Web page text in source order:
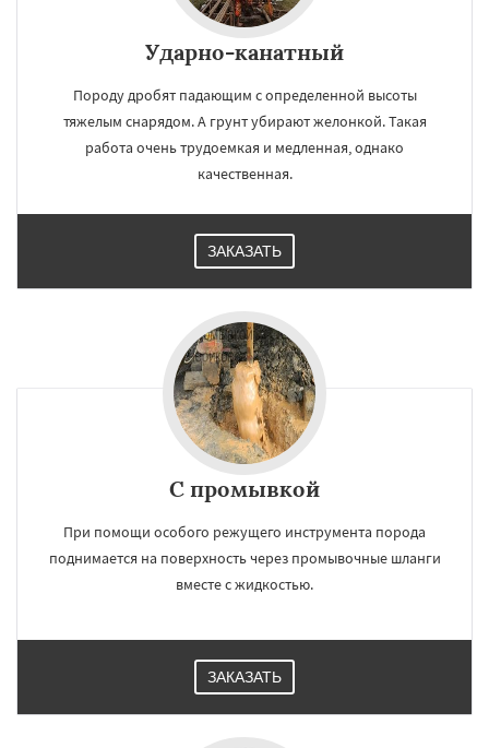
Ударно-канатный
Породу дробят падающим с определенной высоты
тяжелым снарядом. А грунт убирают желонкой. Такая
работа очень трудоемкая и медленная, однако
качественная.
ЗАКАЗАТЬ
С промывкой
При помощи особого режущего инструмента порода
поднимается на поверхность через промывочные шланги
вместе с жидкостью.
ЗАКАЗАТЬ